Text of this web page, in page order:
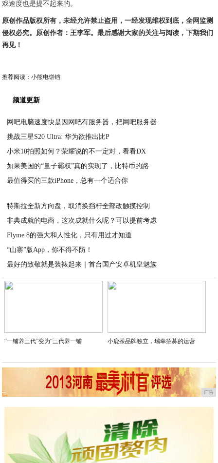
戏速度也是提不起来的。
原创作品版权所有，未经允许禁止盗用，一经发现维权到底，全网监测
侵权必究。原创作者：王李军。最后感谢大家的关注与阅读，下期我们
再见！
推荐阅读：小熊电饼铛
频道更新
网吧电脑速度快是因网吧有服务器，把网吧服务器
挑战三星S20 Ultra: 华为欲推出比P
小米10拍照如何？荣耀说的不一定对，看看DX
如果美国的“量子霸权”真的实现了，比特币的路
最值得买的三款iPhone，总有一个适合你
特斯拉全新方向盘，取消换挡杆全部改触摸控制
非典成就的电商，这次成就什么呢？可以提前考虑
Flyme 8的强大和人性化，只有用过才知道
“山寨”版App，你不得不防！
最好的致敬就是装裱起来｜首台国产安卓机皇魅族
2020-03-30
“一铺养三代”变为“三代养一铺 小鹿茶品牌独立，瑞幸招募的运营
广告